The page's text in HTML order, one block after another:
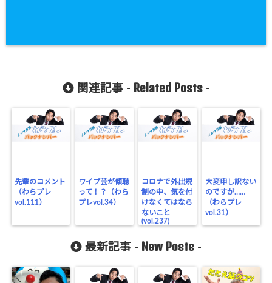
関連記事 - Related Posts-
先輩のコメント
（わらプレ
vol.111）
ワイプ芸が傾聴
って！？（わら
プレvol.34）
コロナで外出規
制の中、気を付
けなくてはなら
ないこと
(vol.237)
大変申し訳ない
のですが……
（わらプレ
vol.31）
最新記事 - New Posts -